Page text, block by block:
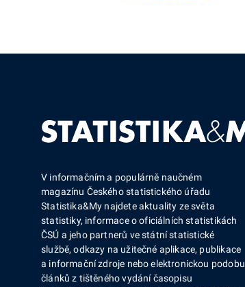
V informačním a populárně naučném
magazínu Českého statistického úřadu
Statistika&My najdete aktuality ze světa
statistiky, informace o oficiálních statistikách
ČSÚ a jeho partnerů ve státní statistické
službě, odkazy na užitečné aplikace, publikace
a informační zdroje nebo elektronickou podobu
článků z tištěného vydání časopisu